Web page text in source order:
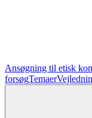
Ansøgning til etisk
forsøgTemaer